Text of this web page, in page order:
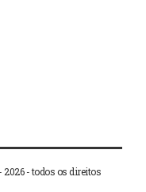
2026 - todos os direitos